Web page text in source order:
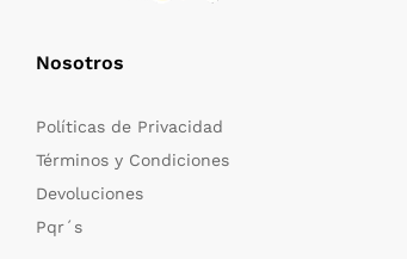
Nosotros
Políticas de Privacidad
Términos y Condiciones
Devoluciones
Pqr´s